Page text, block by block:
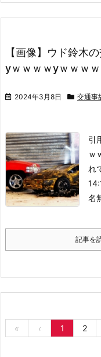
【画像】ウド鈴木
yｗｗｗｗyｗｗｗｗ
2024年3月8日 交通事
引
ｗ
れ
名
記事を
« ‹ 1 2